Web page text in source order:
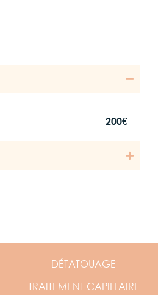
200€
DÉTATOUAGE
TRAITEMENT CAPILLAIRE